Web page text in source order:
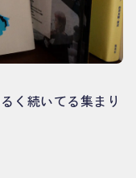
く続いてる集まり